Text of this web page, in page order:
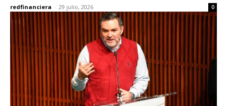
redfinanciera - 29 julio, 2026 0